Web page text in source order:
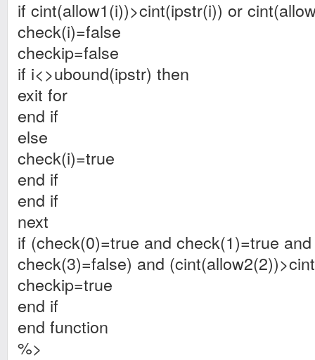
if cint(allow1(i))>cint(ipstr(i)) or
check(i)=false
checkip=false
if i<>ubound(ipstr) then
exit for
end if
else
check(i)=true
end if
end if
next
if (check(0)=true and check(1)=true
check(3)=false) and
checkip=true
end if
end function
%>